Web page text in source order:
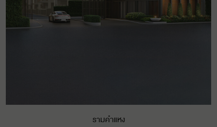
รามคำแหง